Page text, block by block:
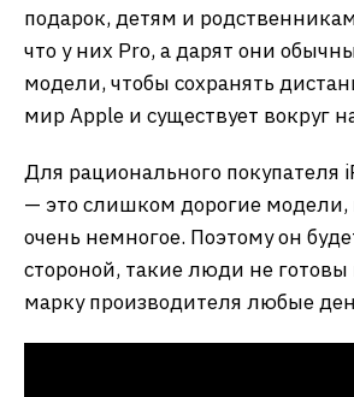
подарок, детям и
что у них Pro, а дарят они
модели, чтобы сохранять
мир Apple и существует вокруг
Для рационального покупателя
— это слишком дорогие
очень немногое. Поэтому он
стороной, такие люди не готовы
марку производителя любые